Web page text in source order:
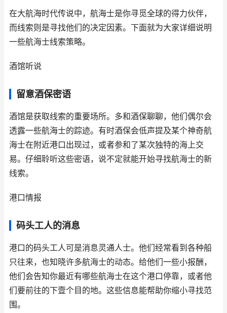
在大航海时代传说中，航海士是你寻觅全球的得力伙伴，
而线索则是寻找他们的决定因素。下面就为大家详细说明
一些航海士线索策略。
酒馆听说
留意酒保密语
酒馆是获取线索的重要场所。多和酒保聊聊，他们偶尔会
透露一些航海士的踪迹。有时酒保会低声提及某个神奇航
海士在附近港口出现过，或者参和了某次独特的海上交
易。仔细聆听这些密语，说不定就能开始寻找航海士的新
线索。
港口情报
码头工人的消息
港口的码头工人可是消息灵通人士。他们经常看到各种船
只往来，也知晓许多航海士的动态。给他们一些小报酬，
他们会告知你最近有哪些航海士在这个港口停靠，或者他
们要前往的下壹个目的地。这些信息能帮助你缩小寻找范
围。